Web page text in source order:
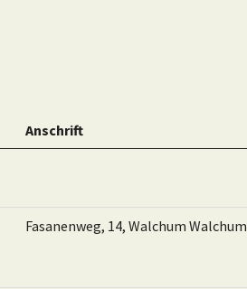
Anschrift
Fasanenweg, 14, Walchum Walchum